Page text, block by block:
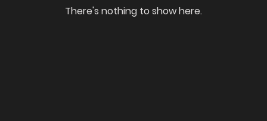
There's nothing to show here.